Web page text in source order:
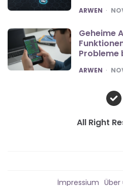
POSTED
ARWEN
Geheime
Probleme
POSTED
ARWEN
All Right
İmpressium Über